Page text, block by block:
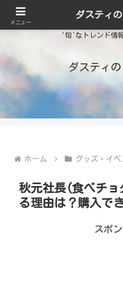
'旬'なトレンド情
ダスティ
ホーム グッズ・イベ
秋元社長(食べチョ
る理由は？購入で
スポ
メニュー
ダスティ